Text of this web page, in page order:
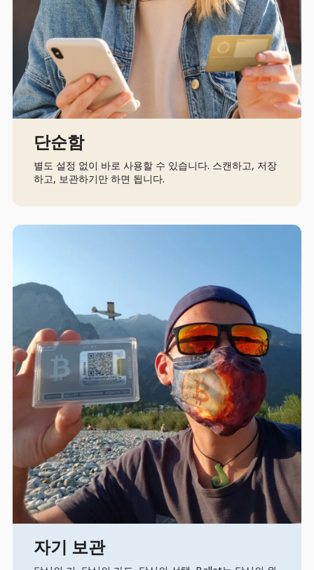
단순함
별도 설정 없이 바로 사용할 수 있습니다. 스캔하고, 저장
하고, 보관하기만 하면 됩니다.
자기 보관